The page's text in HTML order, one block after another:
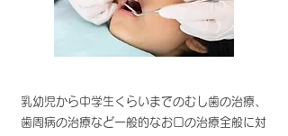
乳幼児から中学生くらいまでのむし歯の治療、
歯周病の治療など一般的なお口の治療全般に対